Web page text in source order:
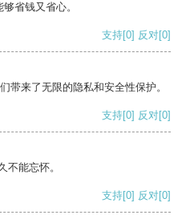
省钱又省心。
支持[0] 反对[0]
带来了无限的隐私和安全性保护。
支持[0] 反对[0]
不能忘怀。
支持[0] 反对[0]